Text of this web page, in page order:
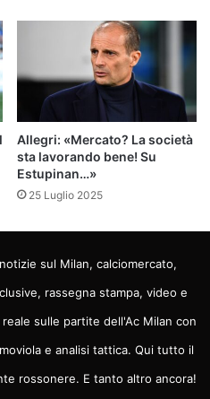
Allegri: «Mercato? La società
sta lavorando bene! Su
Estupinan…»
25 Luglio 2025
sul Milan, calciomercato,
rassegna stampa, video e
sulle partite dell'Ac Milan con
e analisi tattica. Qui tutto il
rossonere. E tanto altro ancora!